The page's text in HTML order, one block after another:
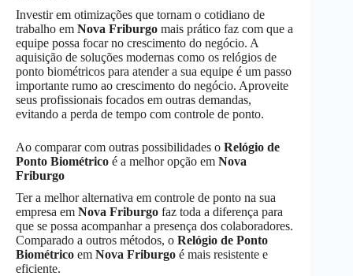
Investir em otimizações que tornam o cotidiano de
trabalho em Nova Friburgo mais prático faz com que a
equipe possa focar no crescimento do negócio. A
aquisição de soluções modernas como os relógios de
ponto biométricos para atender a sua equipe é um passo
importante rumo ao crescimento do negócio. Aproveite
seus profissionais focados em outras demandas,
evitando a perda de tempo com controle de ponto.
Ao comparar com outras possibilidades o Relógio de
Ponto Biométrico é a melhor opção em Nova
Friburgo
Ter a melhor alternativa em controle de ponto na sua
empresa em Nova Friburgo faz toda a diferença para
que se possa acompanhar a presença dos colaboradores.
Comparado a outros métodos, o Relógio de Ponto
Biométrico em Nova Friburgo é mais resistente e
eficiente.